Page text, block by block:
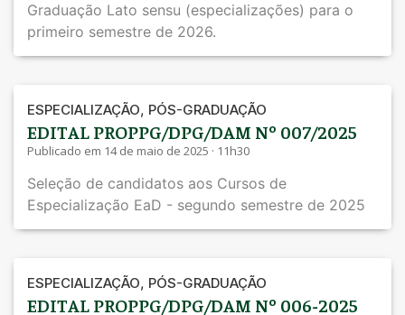
Graduação Lato sensu (especializações) para o
primeiro semestre de 2026.
ESPECIALIZAÇÃO, PÓS-GRADUAÇÃO
EDITAL PROPPG/DPG/DAM Nº 007/2025
Publicado em 14 de maio de 2025 · 11h30
Seleção de candidatos aos Cursos de
Especialização EaD - segundo semestre de 2025
ESPECIALIZAÇÃO, PÓS-GRADUAÇÃO
EDITAL PROPPG/DPG/DAM Nº 006-2025